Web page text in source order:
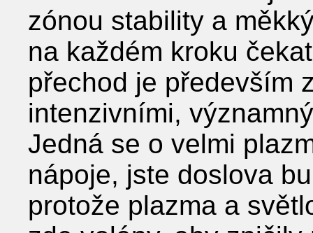
zónou stability a
na každém kroku
přechod je především
intenzivními,
Jedná se o velmi
nápoje, jste doslova
protože plazma a